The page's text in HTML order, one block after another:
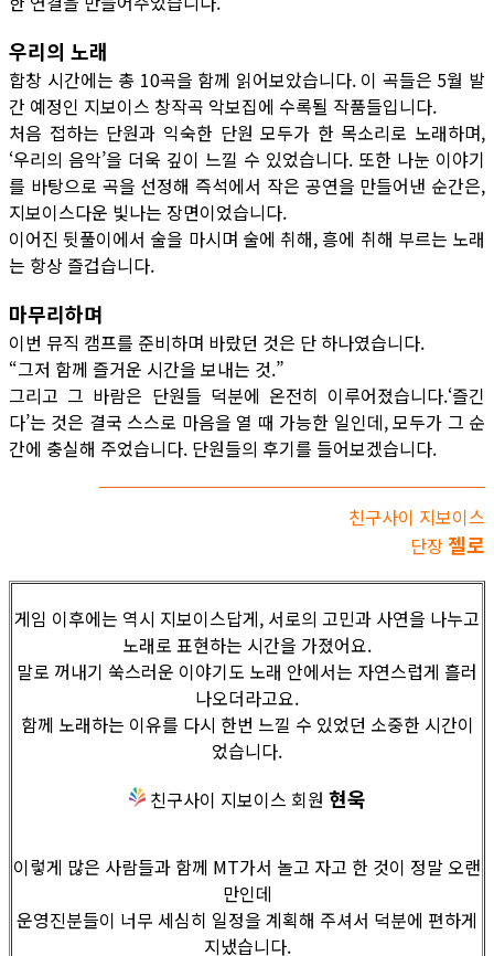
우리의 노래
합창 시간에는 총 10곡을 함께 읽어보았습니다. 이 곡들은 5월 발
간 예정인 지보이스 창작곡 악보집에 수록될 작품들입니다.
처음 접하는 단원과 익숙한 단원 모두가 한 목소리로 노래하며,
‘우리의 음악’을 더욱 깊이 느낄 수 있었습니다. 또한 나눈 이야기
를 바탕으로 곡을 선정해 즉석에서 작은 공연을 만들어낸 순간은,
지보이스다운 빛나는 장면이었습니다.
이어진 뒷풀이에서 술을 마시며 술에 취해, 흥에 취해 부르는 노래
는 항상 즐겁습니다.
마무리하며
이번 뮤직 캠프를 준비하며 바랐던 것은 단 하나였습니다.
“그저 함께 즐거운 시간을 보내는 것.”
그리고 그 바람은 단원들 덕분에 온전히 이루어졌습니다.‘즐긴
다’는 것은 결국 스스로 마음을 열 때 가능한 일인데, 모두가 그 순
간에 충실해 주었습니다. 단원들의 후기를 들어보겠습니다.
친구사이 지보이스
단장 젤로
게임 이후에는 역시 지보이스답게, 서로의 고민과 사연을 나누고
노래로 표현하는 시간을 가졌어요.
말로 꺼내기 쑥스러운 이야기도 노래 안에서는 자연스럽게 흘러
나오더라고요.
함께 노래하는 이유를 다시 한번 느낄 수 있었던 소중한 시간이
었습니다.
친구사이 지보이스 회원 현욱
이렇게 많은 사람들과 함께 MT가서 놀고 자고 한 것이 정말 오랜
만인데
운영진분들이 너무 세심히 일정을 계획해 주셔서 덕분에 편하게
지냈습니다.